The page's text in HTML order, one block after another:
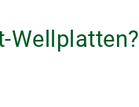
Wellplatten?